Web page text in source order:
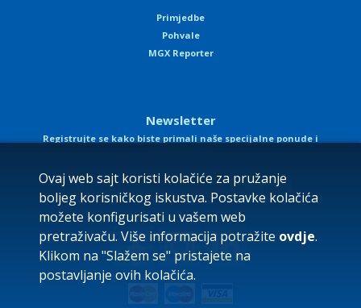
Primjedbe
Pohvale
MGX Reporter
Newsletter
Registrujte se kako biste primali naše specijalne ponude i
Ovaj web sajt koristi kolačiće za pružanje
boljeg korisničkog iskustva. Postavke kolačića
možete konfigurisati u vašem web
pretraživaču. Više informacija potražite ovdje.
Klikom na "Slažem se" pristajete na
postavljanje ovih kolačića.